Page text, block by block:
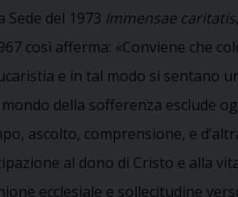
Sede del 1973 Immensae caritatis
così afferma: «Conviene che
e in tal modo si sentano
della sofferenza
ascolto, comprensione, e
al dono di Cristo e alla
ecclesiale e sollecitudine